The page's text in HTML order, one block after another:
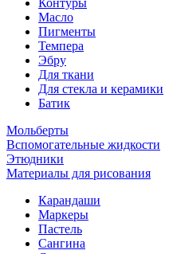
Контуры
Масло
Пигменты
Темпера
Эбру
Для ткани
Для стекла и керамики
Батик
Мольберты
Вспомогательные жидкости
Этюдники
Материалы для рисования
Карандаши
Маркеры
Пастель
Сангина